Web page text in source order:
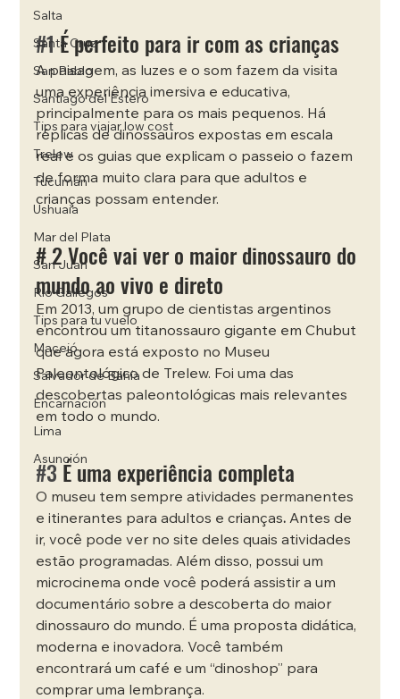
Salta
Santa Cruz
San Pablo
Santiago del Estero
Tips para viajar low cost
Trelew
Tucumán
Ushuaia
Mar del Plata
San Juan
Río Gallegos
Tips para tu vuelo
Maceió
Salvador de Bahía
Encarnación
Lima
Asunción
#1 É perfeito para ir com as crianças
A paisagem, as luzes e o som fazem da visita
uma experiência imersiva e educativa,
principalmente para os mais pequenos. Há
réplicas de dinossauros expostas em escala
real e os guias que explicam o passeio o fazem
de forma muito clara para que adultos e
crianças possam entender.
# 2 Você vai ver o maior dinossauro do
mundo ao vivo e direto
Em 2013, um grupo de cientistas argentinos
encontrou um titanossauro gigante em Chubut
que agora está exposto no Museu
Paleontológico de Trelew. Foi uma das
descobertas paleontológicas mais relevantes
em todo o mundo.
#3 É uma experiência completa
O museu tem sempre atividades permanentes
e itinerantes para adultos e crianças. Antes de
ir, você pode ver no site deles quais atividades
estão programadas. Além disso, possui um
microcinema onde você poderá assistir a um
documentário sobre a descoberta do maior
dinossauro do mundo. É uma proposta didática,
moderna e inovadora. Você também
encontrará um café e um “dinoshop” para
comprar uma lembrança.